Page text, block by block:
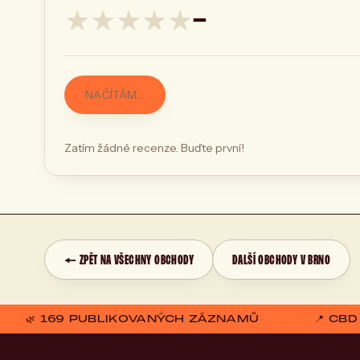
★★★★★—
NAČÍTÁM…
Zatím žádné recenze. Buďte první!
← ZPĚT NA VŠECHNY OBCHODY DALŠÍ OBCHODY V BRNO
🌿 169 PUBLIKOVANÝCH ZÁZNAMŮ 📍